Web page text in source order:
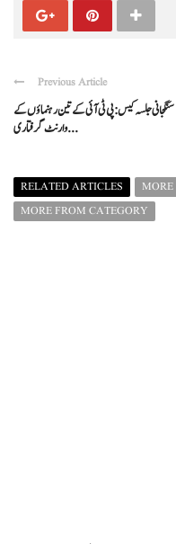
Previous Article
سنگجانی جلسہ کیس: پی ٹی آئی کے تین رہنماؤں کے
وارنٹ گرفتاری ...
RELATED ARTICLES
MORE FROM CATEGORY